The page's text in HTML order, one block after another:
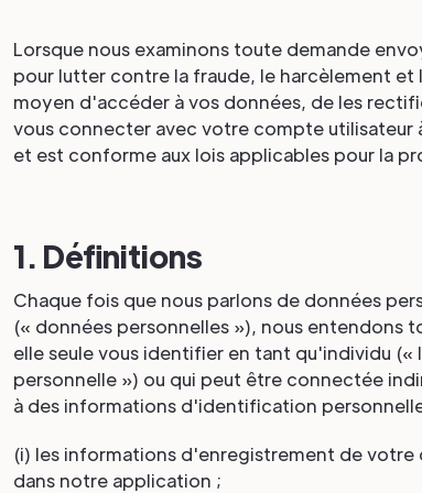
Lorsque nous examinons toute demande
pour lutter contre la fraude, le harcèlement
moyen d'accéder à vos données, de les
vous connecter avec votre compte utilisateur
et est conforme aux lois applicables pour la
1. Définitions
Chaque fois que nous parlons de données
(« données personnelles »), nous entendons
elle seule vous identifier en tant qu'individu
personnelle ») ou qui peut être connectée
à des informations d'identification
(i) les informations d'enregistrement de
dans notre application ;